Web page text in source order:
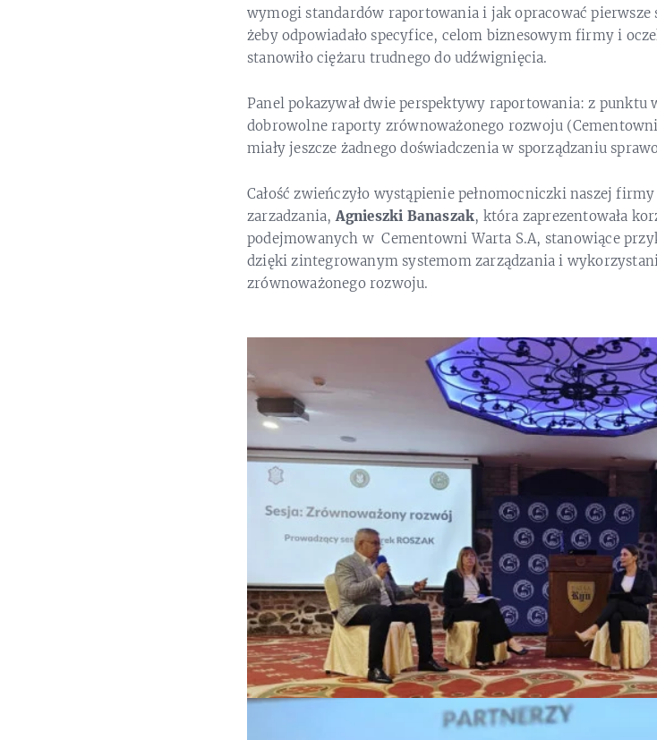
wymogi standardów raportowania i jak opracować
żeby odpowiadało specyfice, celom biznesowym firmy i
stanowiło ciężaru trudnego do udźwignięcia.
Panel pokazywał dwie perspektywy raportowania: z
dobrowolne raporty zrównoważonego rozwoju
miały jeszcze żadnego doświadczenia w sporządzaniu
Całość zwieńczyło wystąpienie pełnomocniczki naszej
zarzadzania,Agnieszki Banaszak, która zaprezentowała
podejmowanych w Cementowni Warta S.A, stanowiące
dzięki zintegrowanym systemom zarządzania i
zrównoważonego rozwoju.